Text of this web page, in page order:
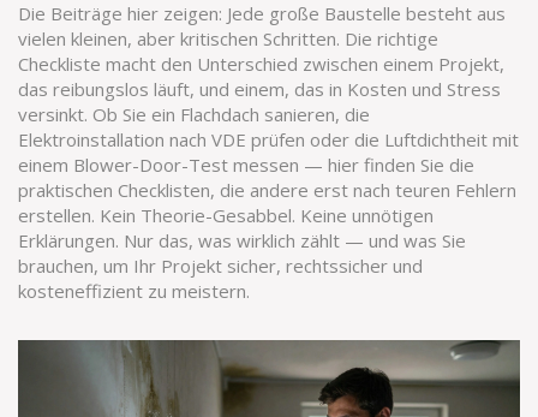
Die Beiträge hier zeigen: Jede große Baustelle besteht aus
vielen kleinen, aber kritischen Schritten. Die richtige
Checkliste macht den Unterschied zwischen einem Projekt,
das reibungslos läuft, und einem, das in Kosten und Stress
versinkt. Ob Sie ein Flachdach sanieren, die
Elektroinstallation nach VDE prüfen oder die Luftdichtheit mit
einem Blower-Door-Test messen — hier finden Sie die
praktischen Checklisten, die andere erst nach teuren Fehlern
erstellen. Kein Theorie-Gesabbel. Keine unnötigen
Erklärungen. Nur das, was wirklich zählt — und was Sie
brauchen, um Ihr Projekt sicher, rechtssicher und
kosteneffizient zu meistern.